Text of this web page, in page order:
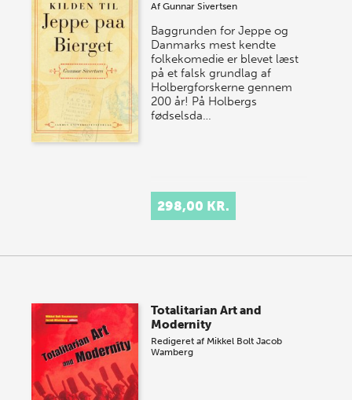
AfGunnar Sivertsen
Baggrunden for Jeppe og
Danmarks mest kendte
folkekomedie er blevet læst
på et falsk grundlag af
Holbergforskerne gennem
200 år! På Holbergs
fødselsda…
298,00 KR.
Totalitarian Art and
Modernity
Redigeret af Mikkel Bolt Jacob
Wamberg